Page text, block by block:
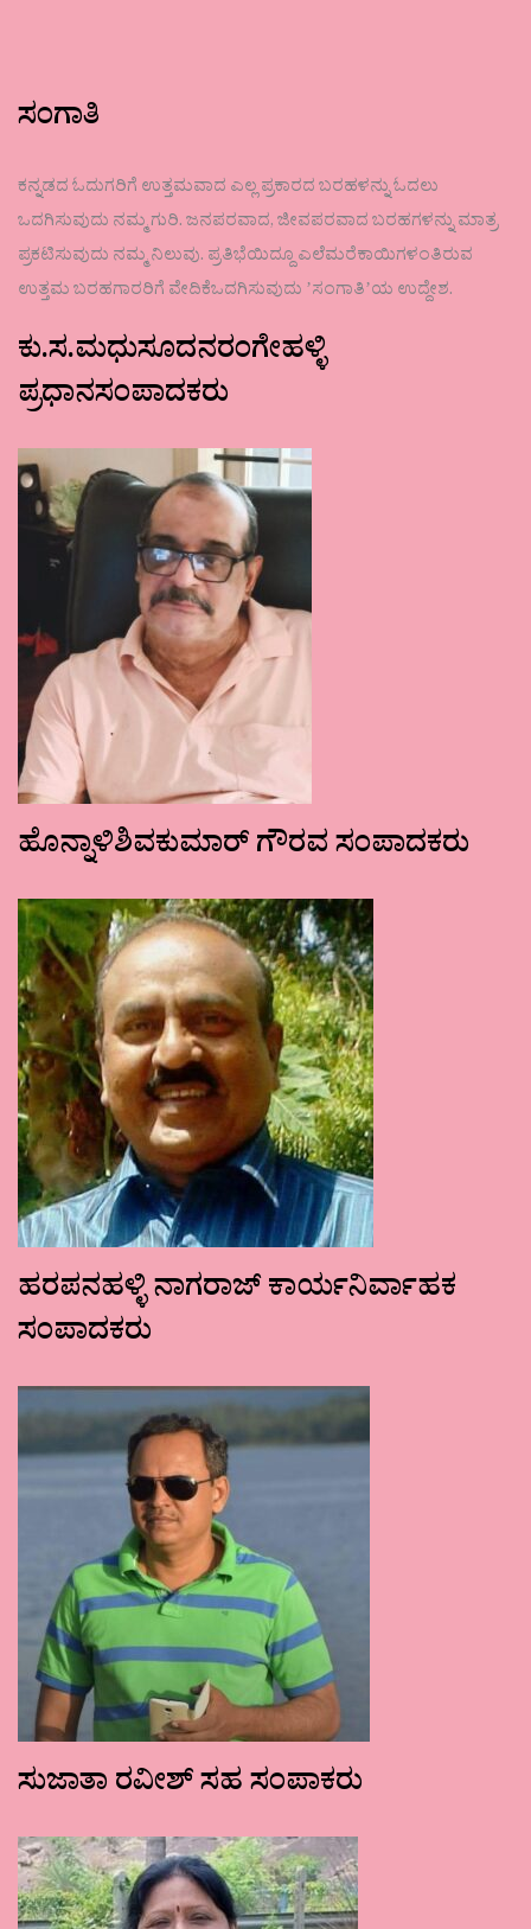
ಸಂಗಾತಿ
ಕನ್ನಡದ ಓದುಗರಿಗೆ ಉತ್ತಮವಾದ ಎಲ್ಲ ಪ್ರಕಾರದ ಬರಹಳನ್ನು ಓದಲು
ಒದಗಿಸುವುದು ನಮ್ಮ ಗುರಿ. ಜನಪರವಾದ, ಜೀವಪರವಾದ ಬರಹಗಳನ್ನು ಮಾತ್ರ
ಪ್ರಕಟಿಸುವುದು ನಮ್ಮ ನಿಲುವು. ಪ್ರತಿಭೆಯಿದ್ದೂ ಎಲೆಮರೆಕಾಯಿಗಳಂತಿರುವ
ಉತ್ತಮ ಬರಹಗಾರರಿಗೆ ವೇದಿಕೆಒದಗಿಸುವುದು ʼಸಂಗಾತಿʼಯ ಉದ್ದೇಶ.
ಕು.ಸ.ಮಧುಸೂದನರಂಗೇಹಳ್ಳಿ
ಪ್ರಧಾನಸಂಪಾದಕರು
ಹೊನ್ನಾಳಿಶಿವಕುಮಾರ್ ಗೌರವ ಸಂಪಾದಕರು
ಹರಪನಹಳ್ಳಿ ನಾಗರಾಜ್ ಕಾರ್ಯನಿರ್ವಾಹಕ
ಸಂಪಾದಕರು
ಸುಜಾತಾ ರವೀಶ್ ಸಹ ಸಂಪಾಕರು